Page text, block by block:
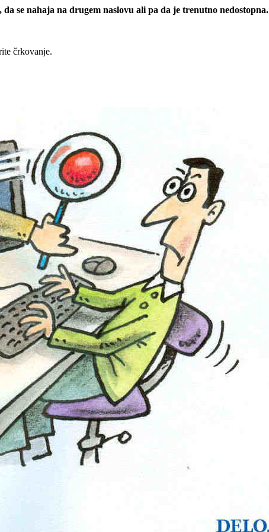
se nahaja na drugem naslovu ali pa da je trenutno nedostopna.
črkovanje.